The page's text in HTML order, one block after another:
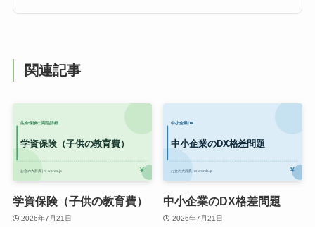
関連記事
学資保険（子供の教育費）
2026年7月21日
中小企業のDX格差問題
2026年7月21日